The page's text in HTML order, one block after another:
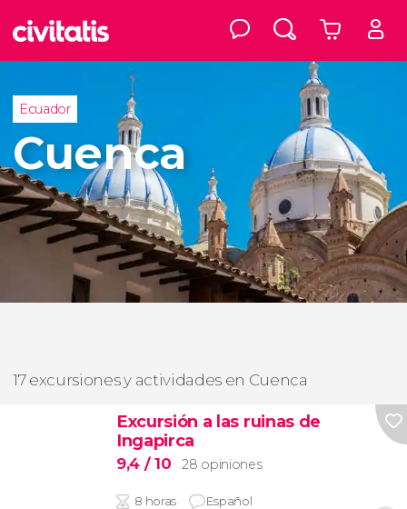
Ecuador
Cuenca
17 excursiones y actividades en Cuenca
Excursión a las ruinas de
Ingapirca
9,4 / 10 28 opiniones
8 horas Español